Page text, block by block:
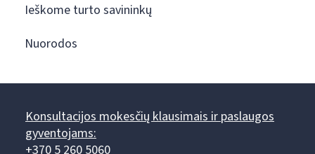
Ieškome turto savininkų
Nuorodos
Konsultacijos mokesčių klausimais ir paslaugos
gyventojams:
+370 5 260 5060